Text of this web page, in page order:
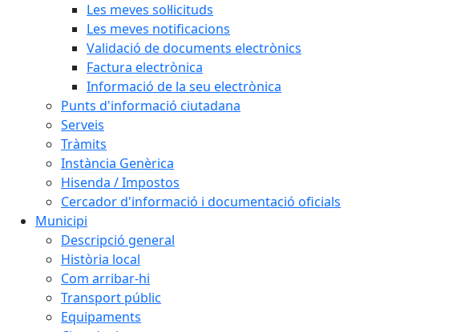
Les meves sol·licituds
Les meves notificacions
Validació de documents electrònics
Factura electrònica
Informació de la seu electrònica
Punts d'informació ciutadana
Serveis
Tràmits
Instància Genèrica
Hisenda / Impostos
Cercador d'informació i documentació oficials
Municipi
Descripció general
Història local
Com arribar-hi
Transport públic
Equipaments